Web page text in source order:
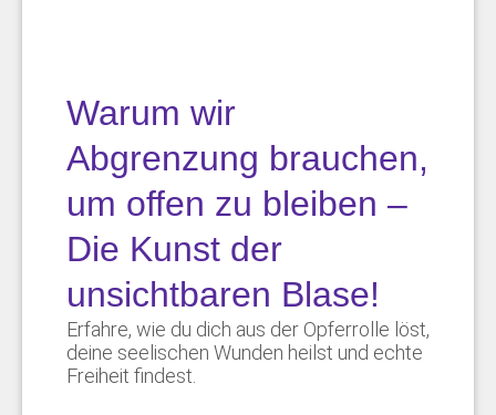
Warum wir
Abgrenzung brauchen,
um offen zu bleiben –
Die Kunst der
unsichtbaren Blase!
Erfahre, wie du dich aus der Opferrolle löst,
deine seelischen Wunden heilst und echte
Freiheit findest.